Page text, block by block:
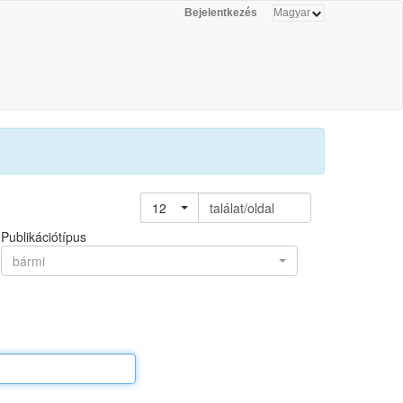
Bejelentkezés
12
találat/oldal
Publikációtípus
bármi